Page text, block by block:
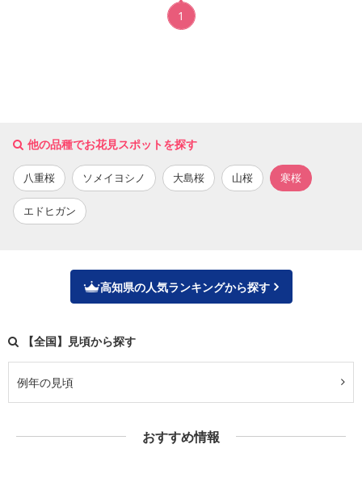
1
他の品種でお花見スポットを探す
八重桜 ソメイヨシノ 大島桜 山桜 寒桜
エドヒガン
高知県の人気ランキングから探す
【全国】見頃から探す
例年の見頃
おすすめ情報